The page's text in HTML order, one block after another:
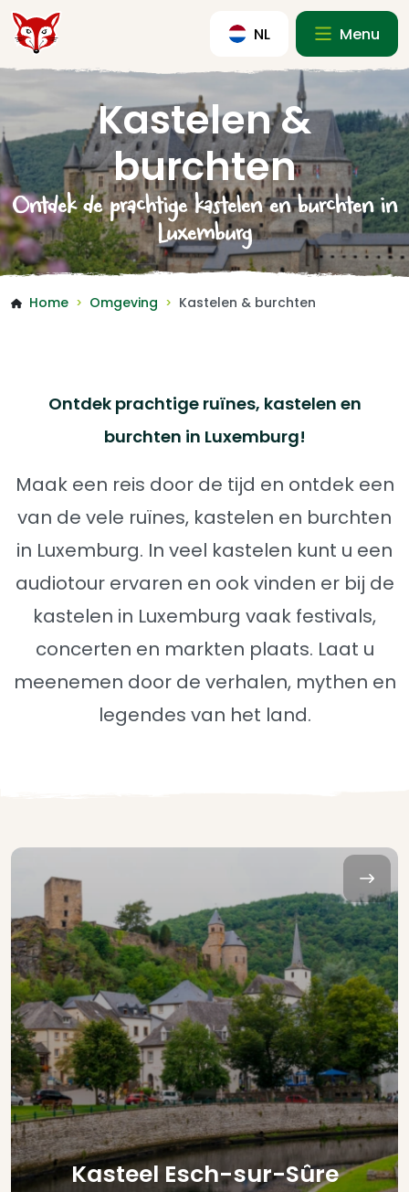
NL Menu
Kastelen &
burchten
Ontdek de prachtige kastelen en burchten in
Luxemburg
Home > Omgeving > Kastelen & burchten
Ontdek prachtige ruïnes, kastelen en
burchten in Luxemburg!
Maak een reis door de tijd en ontdek een
van de vele ruïnes, kastelen en burchten
in Luxemburg. In veel kastelen kunt u een
audiotour ervaren en ook vinden er bij de
kastelen in Luxemburg vaak festivals,
concerten en markten plaats. Laat u
meenemen door de verhalen, mythen en
legendes van het land.
Kasteel Esch-sur-Sûre